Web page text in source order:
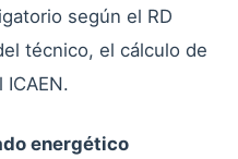
según el RD
técnico, el cálculo de
energético